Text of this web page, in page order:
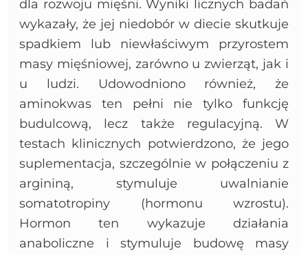
dla rozwoju mięśni. Wyniki licznych badań
wykazały, że jej niedobór w diecie skutkuje
spadkiem lub niewłaściwym przyrostem
masy mięśniowej, zarówno u zwierząt, jak i
u ludzi. Udowodniono również, że
aminokwas ten pełni nie tylko funkcję
budulcową, lecz także regulacyjną. W
testach klinicznych potwierdzono, że jego
suplementacja, szczególnie w połączeniu z
argininą, stymuluje uwalnianie
somatotropiny (hormonu wzrostu).
Hormon ten wykazuje działania
anaboliczne i stymuluje budowę masy